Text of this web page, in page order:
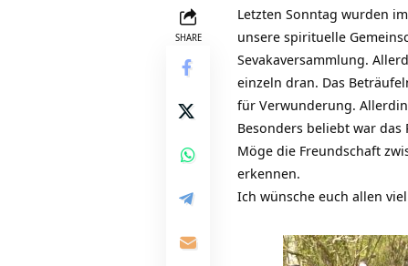
SHARE
Letzten Sonntag wurden im
unsere spirituelle
Sevakaversammlung.
einzeln dran. Das
für Verwunderung.
Besonders beliebt war das
Möge die Freundschaft
erkennen.
Ich wünsche euch allen